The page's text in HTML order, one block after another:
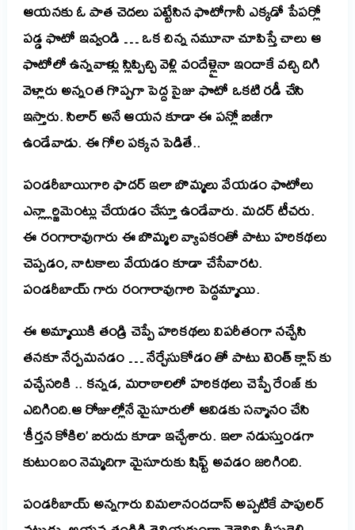
ఆయ‌న‌కు ఓ పాత చెద‌లు ప‌ట్టేసిన ఫొటోగానీ ఎక్క‌డో పేప‌ర్లో
ప‌డ్డ ఫొటో ఇవ్వండి …ఒక చిన్న న‌మూనా చూపిస్తే చాలు ఆ
ఫొటోలో ఉన్న‌వాళ్లు స్లిప్పిచ్చి వెళ్లి వందేళ్లైనా ఇందాకే వ‌చ్చి దిగి
వెళ్లారు అన్నంత గొప్ప‌గా పెద్ద సైజు ఫొటో ఒక‌టి ర‌డీ చేసి
ఇస్తారు.సిలార్ అనే ఆయ‌న కూడా ఈ ప‌న్లో బిజీగా
ఉండేవాడు.ఈ గోల ప‌క్క‌న పెడితే..
పండరీబాయిగారి ఫాద‌ర్ ఇలా బొమ్మ‌లు వేయ‌డం ఫొటోలు
ఎన్ల్లార్జిమెంట్లు చేయ‌డం చేస్తూ ఉండేవారు. మ‌ద‌ర్ టీచ‌రు.
ఈ రంగారావుగారు ఈ బొమ్మ‌ల వ్యాపకంతో పాటు హ‌రిక‌థ‌లు
చెప్ప‌డం, నాట‌కాలు వేయ‌డం కూడా చేసేవార‌ట‌.
పండరీబాయ్ గారు రంగారావుగారి పెద్ద‌మ్మాయి.
ఈ అమ్మాయికి తండ్రి చెప్పే హ‌రిక‌థ‌లు విప‌రీతంగా న‌చ్చేసి
త‌న‌కూ నేర్ప‌మ‌న‌డం …నేర్చేసుకోడం తో పాటు టెంత్ క్లాస్ కు
వ‌చ్చేస‌రికి .. క‌న్నడ, మ‌రాఠాల‌లో హ‌రిక‌థ‌లు చెప్పే రేంజ్ కు
ఎదిగింది.ఆ రోజుల్లోనే మైసూరులో ఆవిడ‌కు స‌న్మానం చేసి
‘కీర్త‌న కోకిల’ బిరుదు కూడా ఇచ్చేశారు. ఇలా న‌డుస్తుండ‌గా
కుటుంబం నెమ్మ‌దిగా మైసూరుకు షిఫ్ట్ అవ‌డం జ‌రిగింది.
పండ‌రీబాయ్ అన్న‌గారు విమ‌లానంద‌దాస్ అప్ప‌టికే పాపుల‌ర్